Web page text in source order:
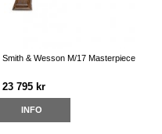
Smith & Wesson M/17 Masterpiece
23 795 kr
INFO